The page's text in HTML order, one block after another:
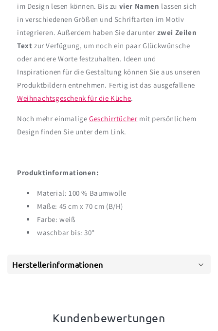
im Design lesen können. Bis zu vier Namen lassen sich
in verschiedenen Größen und Schriftarten im Motiv
integrieren. Außerdem haben Sie darunter zwei Zeilen
Text zur Verfügung, um noch ein paar Glückwünsche
oder andere Worte festzuhalten. Ideen und
Inspirationen für die Gestaltung können Sie aus unseren
Produktbildern entnehmen. Fertig ist das ausgefallene
Weihnachtsgeschenk für die Küche.
Noch mehr einmalige Geschirrtücher mit persönlichem
Design finden Sie unter dem Link.
Produktinformationen:
Material: 100 % Baumwolle
Maße: 45 cm x 70 cm (B/H)
Farbe: weiß
waschbar bis: 30°
Herstellerinformationen
Kundenbewertungen